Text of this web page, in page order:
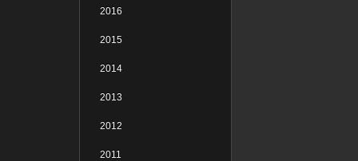
2016
2015
2014
2013
2012
2011